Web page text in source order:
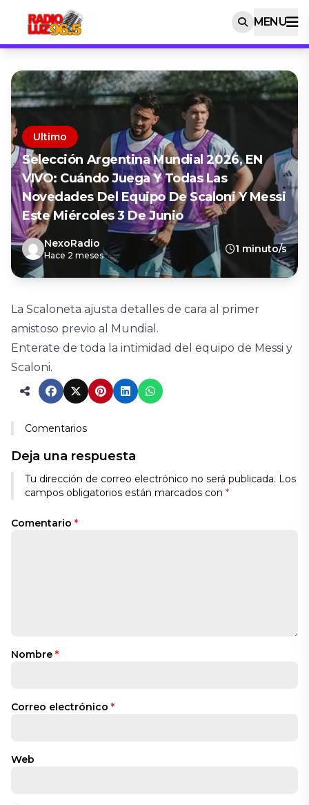
MENU
Ultimo
Selección Argentina Mundial 2026, EN
VIVO: Cuándo Juega Y Todas Las
Novedades Del Equipo De Scaloni Y Messi
Este Miércoles 3 De Junio
NexoRadio
Hace 2 meses
1 minuto/s
La Scaloneta ajusta detalles de cara al primer
amistoso previo al Mundial.
Enterate de toda la intimidad del equipo de Messi y
Scaloni.
Comentarios
Deja una respuesta
Tu dirección de correo electrónico no será publicada. Los
campos obligatorios están marcados con *
Comentario *
Nombre *
Correo electrónico *
Web